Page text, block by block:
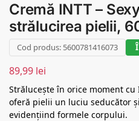
Cremă INTT –
strălucirea pielii,
Cod produs: 5600781416073
89,99 lei
Strălucește în orice moment cu
oferă pielii un luciu seducător
evidențiind formele corpului.